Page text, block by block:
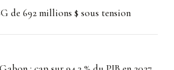
de 692 millions $ sous tension